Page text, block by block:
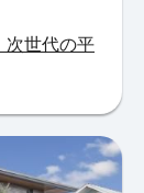
次世代の平